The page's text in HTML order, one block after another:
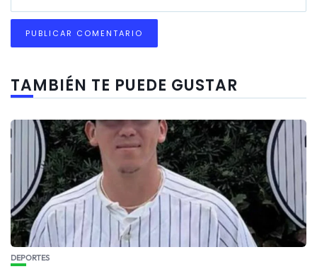
TAMBIÉN TE PUEDE GUSTAR
DEPORTES